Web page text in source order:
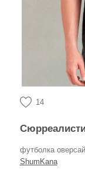
14
Сюрреалистичная
футболка
ShumKana